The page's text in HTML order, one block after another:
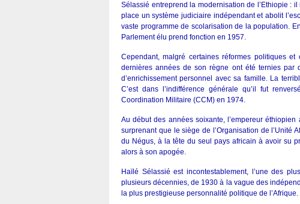
Sélassié entreprend la modernisation de l’Ethiopie :
place un système judiciaire indépendant et abolit
vaste programme de scolarisation de la population.
Parlement élu prend fonction en 1957.
Cependant, malgré certaines réformes politiques
dernières années de son règne ont été ternies par
d’enrichissement personnel avec sa famille. La
C’est dans l’indifférence générale qu’il fut
Coordination Militaire (CCM) en 1974.
Au début des années soixante, l’empereur
surprenant que le siège de l’Organisation de l’Unité
du Négus, à la tête du seul pays africain à avoir su
alors à son apogée.
Haïlé Sélassié est incontestablement, l’une des
plusieurs décennies, de 1930 à la vague des
la plus prestigieuse personnalité politique de l’Afrique.